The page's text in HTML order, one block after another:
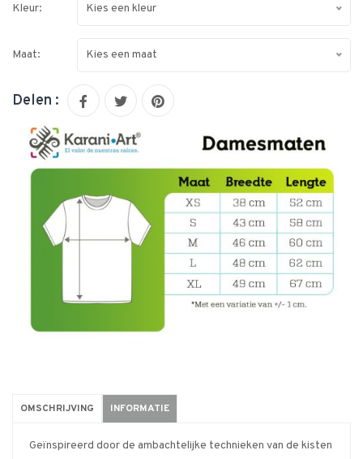
Kleur: Kies een kleur
Maat: Kies een maat
Delen :
OMSCHRIJVING INFORMATIE
Geïnspireerd door de ambachtelijke technieken van de kisten